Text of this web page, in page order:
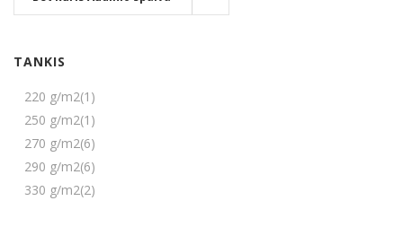
TANKIS
220 g/m2(1)
250 g/m2(1)
270 g/m2(6)
290 g/m2(6)
330 g/m2(2)